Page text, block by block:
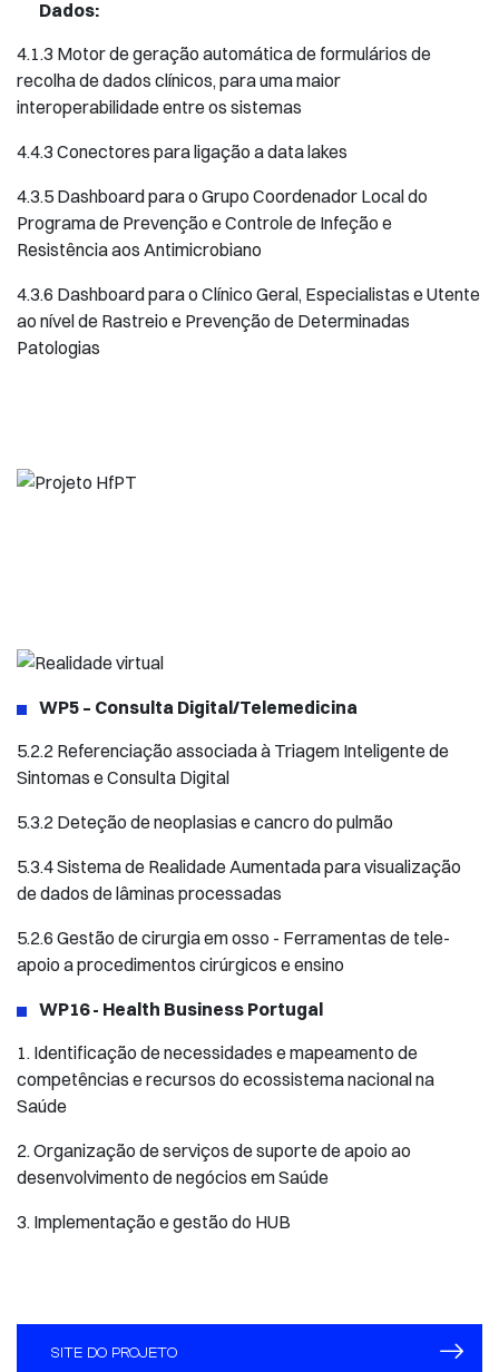
Dados:
4.1.3 Motor de geração automática de formulários de
recolha de dados clínicos, para uma maior
interoperabilidade entre os sistemas
4.4.3 Conectores para ligação a data lakes
4.3.5 Dashboard para o Grupo Coordenador Local do
Programa de Prevenção e Controle de Infeção e
Resistência aos Antimicrobiano
4.3.6 Dashboard para o Clínico Geral, Especialistas e Utente
ao nível de Rastreio e Prevenção de Determinadas
Patologias
WP5 – Consulta Digital/Telemedicina
5.2.2 Referenciação associada à Triagem Inteligente de
Sintomas e Consulta Digital
5.3.2 Deteção de neoplasias e cancro do pulmão
5.3.4 Sistema de Realidade Aumentada para visualização
de dados de lâminas processadas
5.2.6 Gestão de cirurgia em osso - Ferramentas de tele-
apoio a procedimentos cirúrgicos e ensino
WP16 - Health Business Portugal
1. Identificação de necessidades e mapeamento de
competências e recursos do ecossistema nacional na
Saúde
2. Organização de serviços de suporte de apoio ao
desenvolvimento de negócios em Saúde
3. Implementação e gestão do HUB
SITE DO PROJETO